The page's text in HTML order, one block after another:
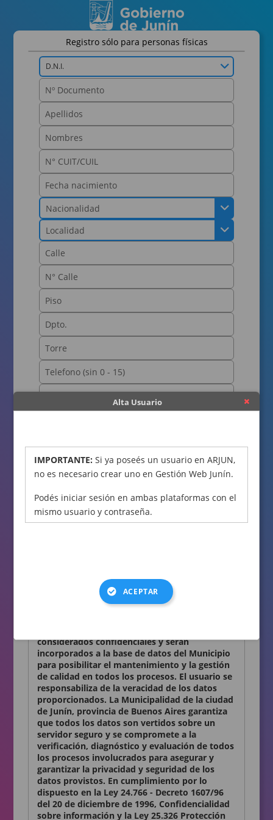
Registro sólo para personas físicas
D.N.I.
Términos y condiciones
Declaro conocer y aceptar lo establecido en la
considerados confidenciales y serán
incorporados a la base de datos del Municipio
para posibilitar el mantenimiento y la gestión
de calidad en todos los procesos. El usuario se
responsabiliza de la veracidad de los datos
proporcionados. La Municipalidad de la ciudad
de Junín, provincia de Buenos Aires garantiza
que todos los datos son vertidos sobre un
servidor seguro y se compromete a la
verificación, diagnóstico y evaluación de todos
los procesos involucrados para asegurar y
garantizar la privacidad y seguridad de los
datos provistos. En cumplimiento por lo
dispuesto en la Ley 24.766 - Decreto 1607/96
del 20 de diciembre de 1996, Confidencialidad
sobre información y la Ley 25.326 Protección
Alta Usuario
IMPORTANTE:Si ya poseés un usuario en ARJUN,
no es necesario crear uno en Gestión Web Junín.
Podés iniciar sesión en ambas plataformas con el
mismo usuario y contraseña.
ACEPTAR